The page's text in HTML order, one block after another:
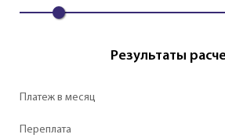
Результаты
Платеж в месяц
Переплата